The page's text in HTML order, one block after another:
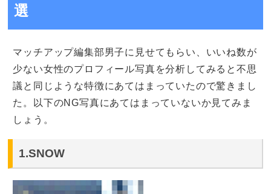
選
マッチアップ編集部男子に見せてもらい、いいね数が
少ない女性のプロフィール写真を分析してみると不思
議と同じような特徴にあてはまっていたので驚きまし
た。以下のNG写真にあてはまっていないか見てみま
しょう。
1.SNOW